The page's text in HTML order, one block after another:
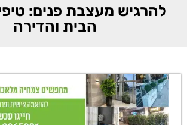
להרגיש מעצבת פנים:
הבית והדירה